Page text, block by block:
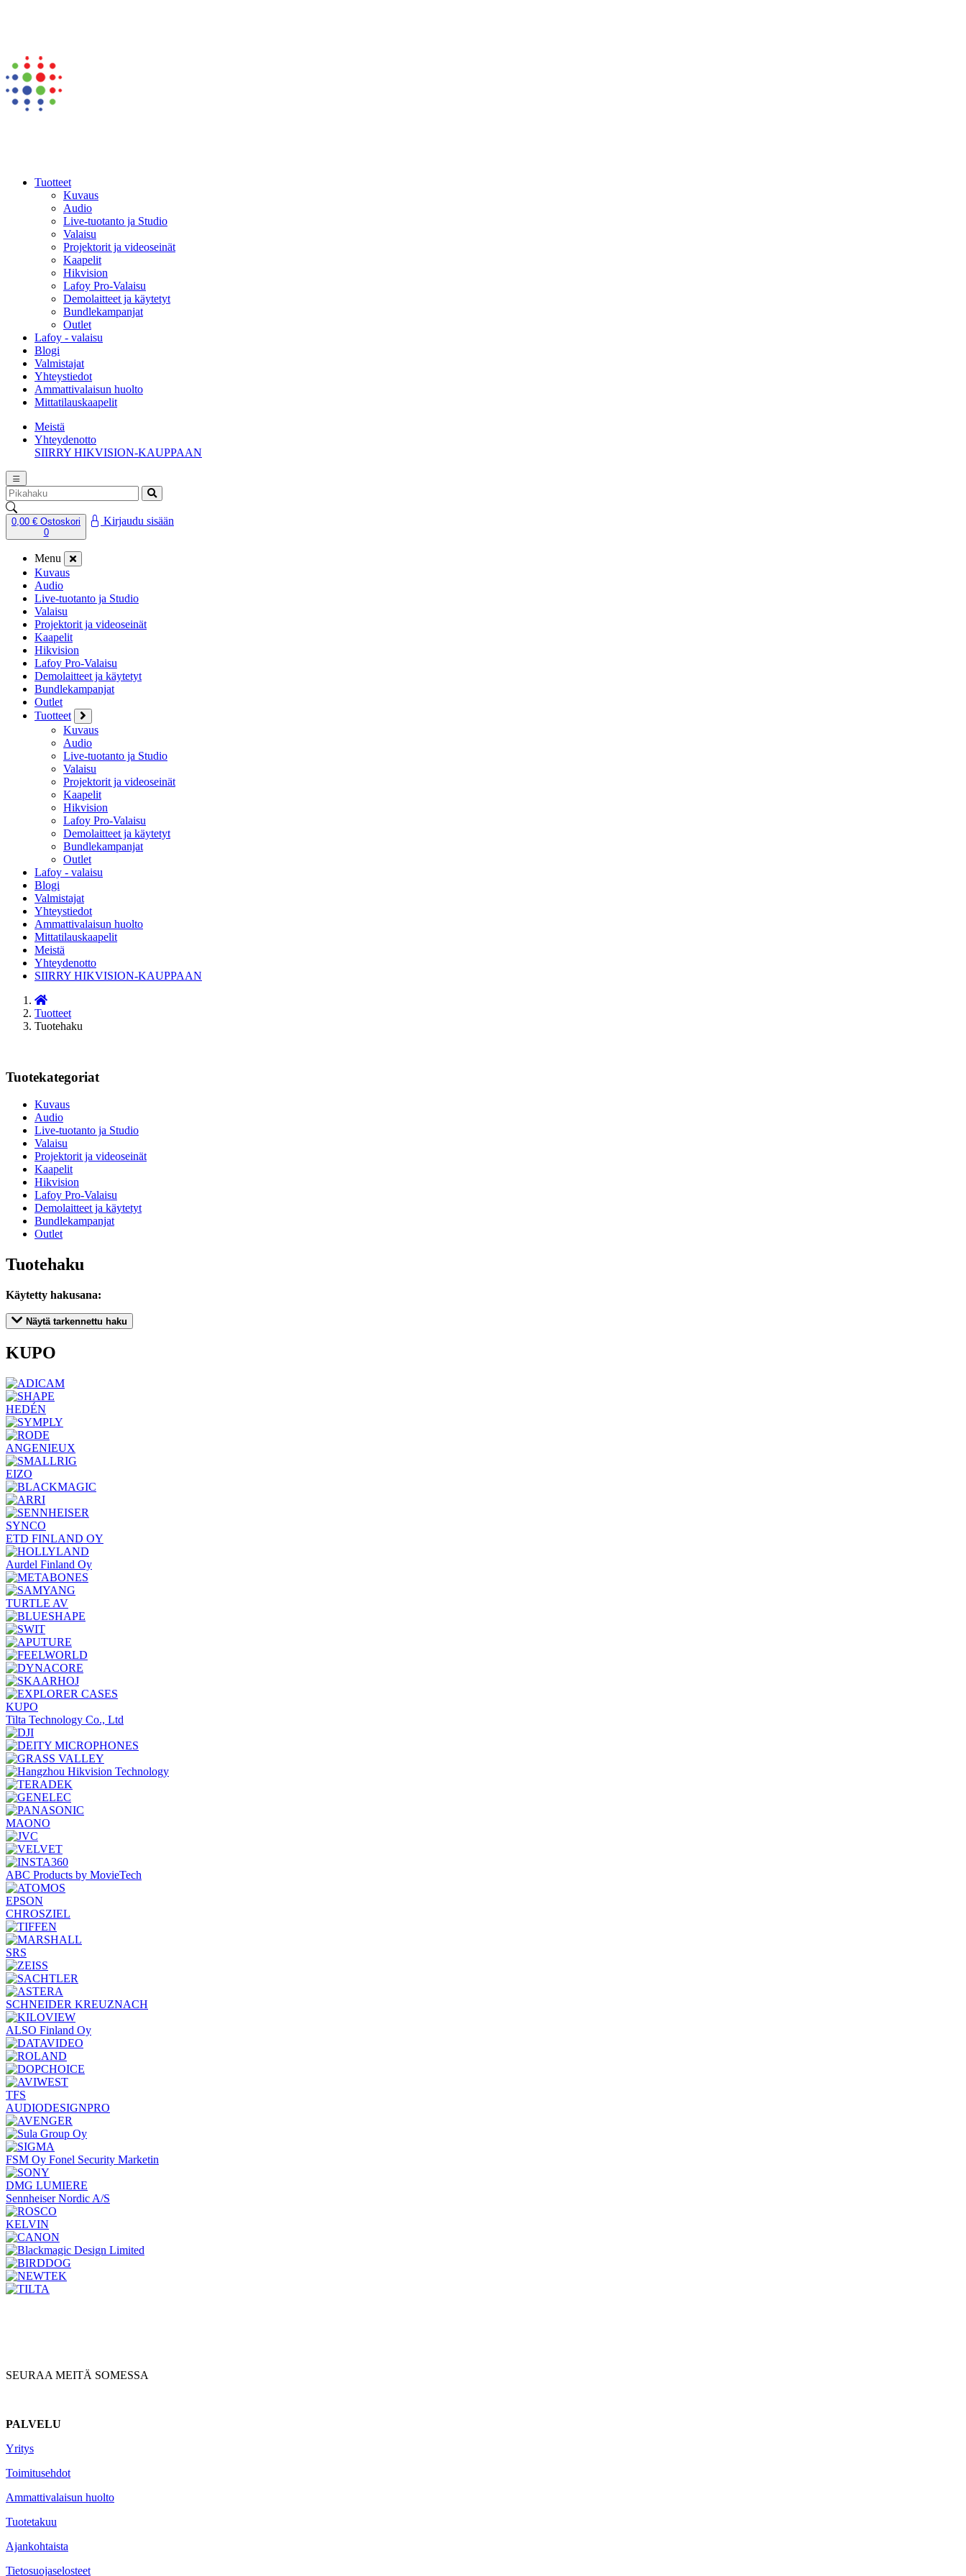
Tuotteet
Kuvaus
Audio
Live-tuotanto ja Studio
Valaisu
Projektorit ja videoseinät
Kaapelit
Hikvision
Lafoy Pro-Valaisu
Demolaitteet ja käytetyt
Bundlekampanjat
Outlet
Lafoy - valaisu
Blogi
Valmistajat
Yhteystiedot
Ammattivalaisun huolto
Mittatilauskaapelit
Meistä
Yhteydenotto
SIIRRY HIKVISION-KAUPPAAN
0,00 € Ostoskori
0
Kirjaudu sisään
Menu
Kuvaus
Audio
Live-tuotanto ja Studio
Valaisu
Projektorit ja videoseinät
Kaapelit
Hikvision
Lafoy Pro-Valaisu
Demolaitteet ja käytetyt
Bundlekampanjat
Outlet
Tuotteet
Kuvaus
Audio
Live-tuotanto ja Studio
Valaisu
Projektorit ja videoseinät
Kaapelit
Hikvision
Lafoy Pro-Valaisu
Demolaitteet ja käytetyt
Bundlekampanjat
Outlet
Lafoy - valaisu
Blogi
Valmistajat
Yhteystiedot
Ammattivalaisun huolto
Mittatilauskaapelit
Meistä
Yhteydenotto
SIIRRY HIKVISION-KAUPPAAN
Tuotteet
Tuotehaku
Tuotekategoriat
Kuvaus
Audio
Live-tuotanto ja Studio
Valaisu
Projektorit ja videoseinät
Kaapelit
Hikvision
Lafoy Pro-Valaisu
Demolaitteet ja käytetyt
Bundlekampanjat
Outlet
Tuotehaku
Käytetty hakusana:
Näytä tarkennettu haku
KUPO
HEDÉN
ANGENIEUX
EIZO
SYNCO
ETD FINLAND OY
Aurdel Finland Oy
TURTLE AV
KUPO
Tilta Technology Co., Ltd
MAONO
ABC Products by MovieTech
EPSON
CHROSZIEL
SRS
SCHNEIDER KREUZNACH
ALSO Finland Oy
TFS
AUDIODESIGNPRO
FSM Oy Fonel Security Marketin
DMG LUMIERE
Sennheiser Nordic A/S
KELVIN
SEURAA MEITÄ SOMESSA
PALVELU
Yritys
Toimitusehdot
Ammattivalaisun huolto
Tuotetakuu
Ajankohtaista
Tietosuojaselosteet